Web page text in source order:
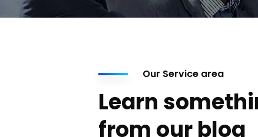
Our Service area
Learn
from our blog